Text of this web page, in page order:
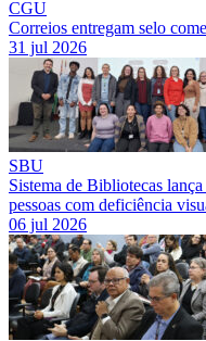
CGU
Correios entregam selo
31 jul 2026
SBU
Sistema de Bibliotecas
pessoas com deficiência
06 jul 2026